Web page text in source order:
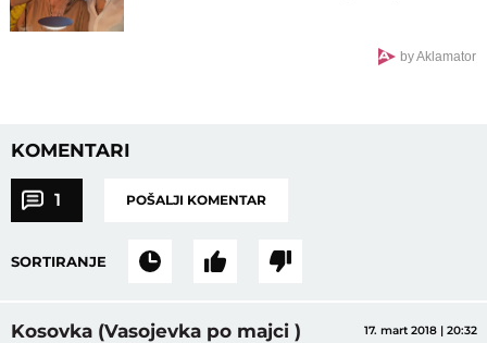
by Aklamator
KOMENTARI
1 POŠALJI KOMENTAR
SORTIRANJE
Kosovka (Vasojevka po majci ) 17. mart 2018 | 20:32